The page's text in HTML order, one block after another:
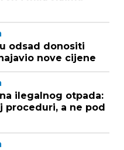
odsad donositi
nove cijene
ilegalnog otpada:
proceduri, a ne pod